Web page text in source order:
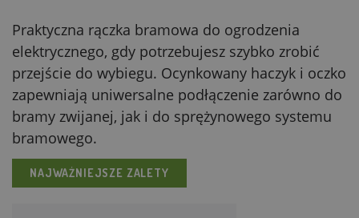
Praktyczna rączka bramowa do ogrodzenia
elektrycznego, gdy potrzebujesz szybko zrobić
przejście do wybiegu. Ocynkowany haczyk i oczko
zapewniają uniwersalne podłączenie zarówno do
bramy zwijanej, jak i do sprężynowego systemu
bramowego.
NAJWAŻNIEJSZE ZALETY